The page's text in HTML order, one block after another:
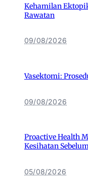
Kehamilan
Rawatan
09/08/2026
Vasektomi:
09/08/2026
Proactive Health
Kesihatan
05/08/2026